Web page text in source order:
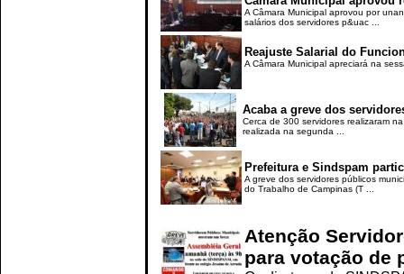
A Câmara Municipal aprovou por
salários dos servidores p&uac ...
Reajuste Salarial do
A Câmara Municipal apreciará na
Acaba a greve dos
Cerca de 300 servidores realizaram
realizada na segunda ...
Prefeitura e Sindspam
A greve dos servidores públicos
do Trabalho de Campinas (T ...
Atenção
para votação de